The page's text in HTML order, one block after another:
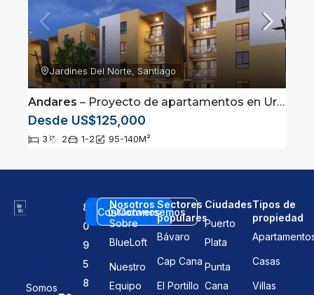
Jardines Del Norte, Santiago
Andares – Proyecto de apartamentos en Urbanización Jardines del Norte, Santiago
Desde US$125,000
3 2 1-2 95-140M²
Somos
8
0
9
5
8
Contáctanos
Conversemos
Nosotros
Sobre
BlueLoft
Nuestro
Equipo
Sectores
populares
Bávaro
Cap Cana
El Portillo
Ciudades
Puerto
Plata
Punta
Cana
Tipos de
propiedad
Casas
Villas